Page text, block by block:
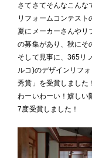
さてさてそんなこんな
リフォームコンテスト
夏にメーカーさんやリ
の募集があり、秋にそ
そして見事に、365リ
ルコ)のデザインリフ
秀賞」を受賞しました！
わーいわーい！嬉しい
7度受賞しました！